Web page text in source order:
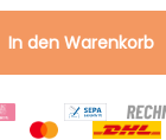
In den Warenkorb